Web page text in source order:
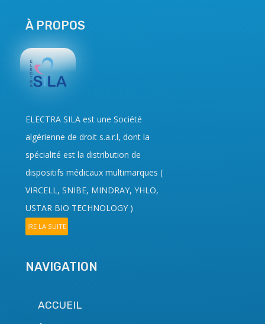
À PROPOS
ELECTRA SILA est une Société
algérienne de droit s.a.r.l, dont la
spécialité est la distribution de
dispositifs médicaux multimarques (
VIRCELL, SNIBE, MINDRAY, YHLO,
USTAR BIO TECHNOLOGY )
IRE LA SUITE
NAVIGATION
ACCUEIL